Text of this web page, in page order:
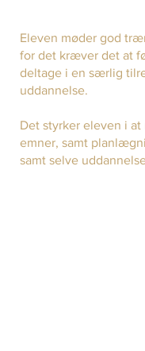
Eleven møder god
for det kræver det at
deltage i en særlig
uddannelse.
Det styrker eleven i
emner, samt
samt selve